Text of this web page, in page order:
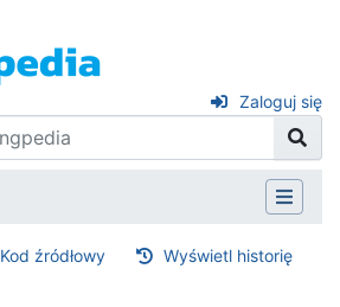
Zaloguj się
Kod źródłowy Wyświetl historię